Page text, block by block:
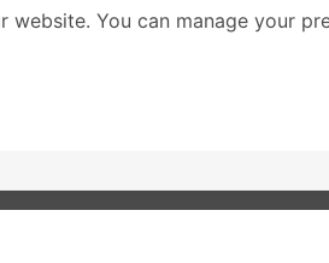
ติดตามเราได้ที่
You can manage your